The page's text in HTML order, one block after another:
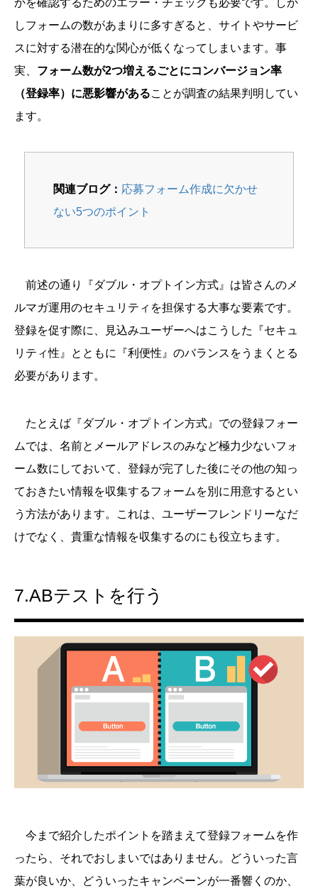
しフォームの数があまりに多すぎると、サイトやサービ
スに対する潜在的な関心が低くなってしまいます。事
実、 フォーム数が2つ増えるごとにコンバージョン率
（登録率）に悪影響があることが調査の結果判明してい
ます。
関連ブログ： 応募フォーム作成に欠かせ
ない5つのポイント
前述の通り『ダブル・オプトイン方式』は皆さんのメ
ルマガ運用のセキュリティを担保する大事な要素です。
登録を促す際に、見込みユーザーへはこうした『セキュ
リティ性』とともに『利便性』のバランスをうまくとる
必要があります。
たとえば『ダブル・オプトイン方式』での登録フォー
ムでは、名前とメールアドレスのみなど極力少ないフォ
ーム数にしておいて、登録が完了した後にその他の知っ
ておきたい情報を収集するフォームを別に用意するとい
う方法があります。これは、ユーザーフレンドリーなだ
けでなく、貴重な情報を収集するのにも役立ちます。
7.ABテストを行う
今まで紹介したポイントを踏まえて登録フォームを作
ったら、それでおしまいではありません。どういった言
葉が良いか、どういったキャンペーンが一番響くのか、